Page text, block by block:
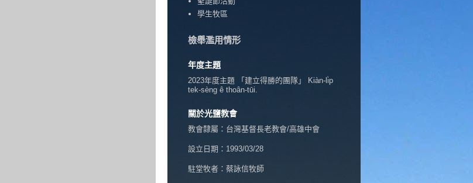
學生牧區
檢舉濫用情形
年度主題
2023年度主題 「建立得勝的團隊」 Kiàn-li̍p
tek-sèng ê thoân-tūi.
關於光鹽教會
教會隸屬：台灣基督長老教會/高雄中會
設立日期：1993/03/28
駐堂牧者：蔡詠信牧師